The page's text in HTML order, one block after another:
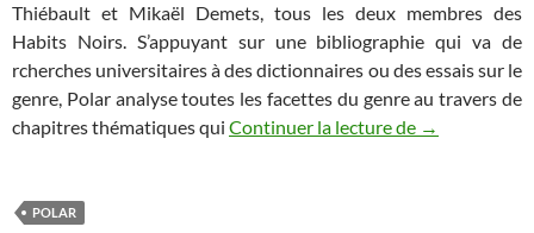
Thiébault et Mikaël Demets, tous les deux membres des
Habits Noirs. S’appuyant sur une bibliographie qui va de
rcherches universitaires à des dictionnaires ou des essais sur le
genre, Polar analyse toutes les facettes du genre au travers de
chapitres thématiques qui Continuer la lecture de « Polar »:
→
POLAR